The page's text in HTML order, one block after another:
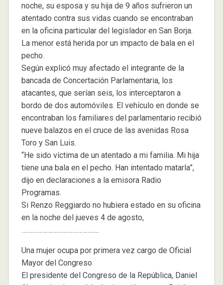
noche, su esposa y su hija de 9 años sufrieron un
atentado contra sus vidas cuando se encontraban
en la oficina particular del legislador en San Borja.
La menor está herida por un impacto de bala en el
pecho.
Según explicó muy afectado el integrante de la
bancada de Concertación Parlamentaria, los
atacantes, que serían seis, los interceptaron a
bordo de dos automóviles. El vehículo en donde se
encontraban los familiares del parlamentario recibió
nueve balazos en el cruce de las avenidas Rosa
Toro y San Luis.
“He sido víctima de un atentado a mi familia. Mi hija
tiene una bala en el pecho. Han intentado matarla”,
dijo en declaraciones a la emisora Radio
Programas.
Si Renzo Reggiardo no hubiera estado en su oficina
en la noche del jueves 4 de agosto,
………………………………………..
Una mujer ocupa por primera vez cargo de Oficial
Mayor del Congreso
El presidente del Congreso de la República, Daniel